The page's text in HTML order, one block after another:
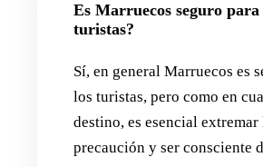
Es Marruecos seguro para
turistas?
Sí, en general Marruecos es
los turistas, pero como en
destino, es esencial extremar
precaución y ser consciente